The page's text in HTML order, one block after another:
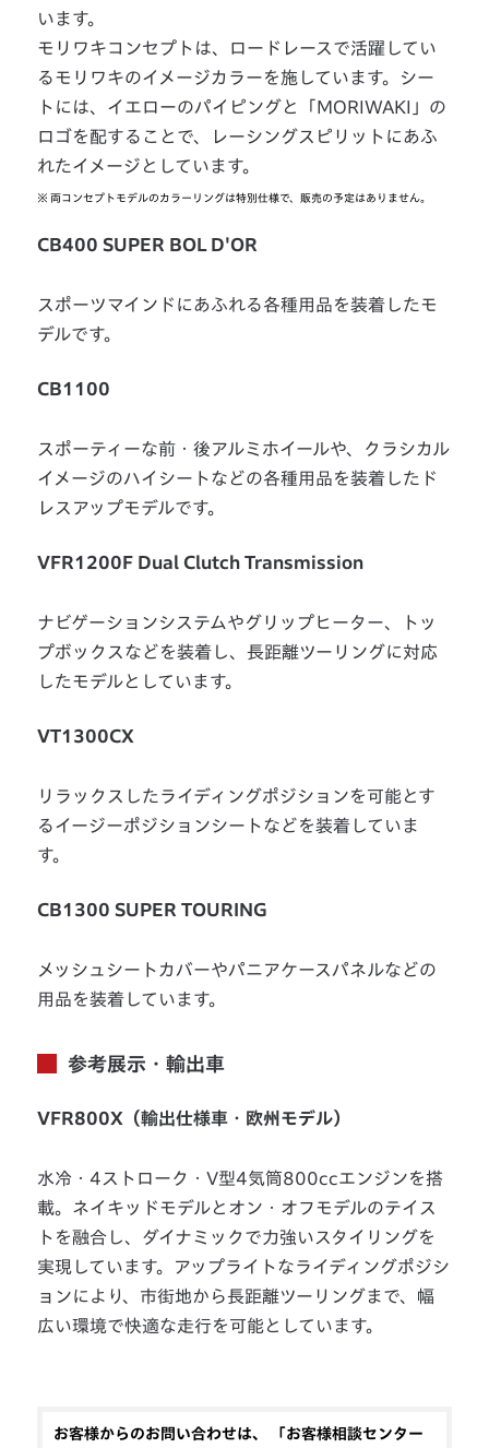
います。
モリワキコンセプトは、ロードレースで活躍してい
るモリワキのイメージカラーを施しています。シー
トには、イエローのパイピングと「MORIWAKI」の
ロゴを配することで、レーシングスピリットにあふ
れたイメージとしています。
※ 両コンセプトモデルのカラーリングは特別仕様で、販売の予定はありません。
CB400 SUPER BOL D'OR
スポーツマインドにあふれる各種用品を装着したモ
デルです。
CB1100
スポーティーな前・後アルミホイールや、クラシカル
イメージのハイシートなどの各種用品を装着したド
レスアップモデルです。
VFR1200F Dual Clutch Transmission
ナビゲーションシステムやグリップヒーター、トッ
プボックスなどを装着し、長距離ツーリングに対応
したモデルとしています。
VT1300CX
リラックスしたライディングポジションを可能とす
るイージーポジションシートなどを装着していま
す。
CB1300 SUPER TOURING
メッシュシートカバーやパニアケースパネルなどの
用品を装着しています。
参考展示・輸出車
VFR800X（輸出仕様車・欧州モデル）
水冷・4ストローク・V型4気筒800ccエンジンを搭
載。ネイキッドモデルとオン・オフモデルのテイス
トを融合し、ダイナミックで力強いスタイリングを
実現しています。アップライトなライディングポジシ
ョンにより、市街地から長距離ツーリングまで、幅
広い環境で快適な走行を可能としています。
お客様からのお問い合わせは、 「お客様相談センター